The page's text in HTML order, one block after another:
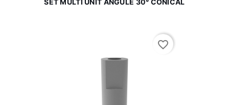
favorite_border